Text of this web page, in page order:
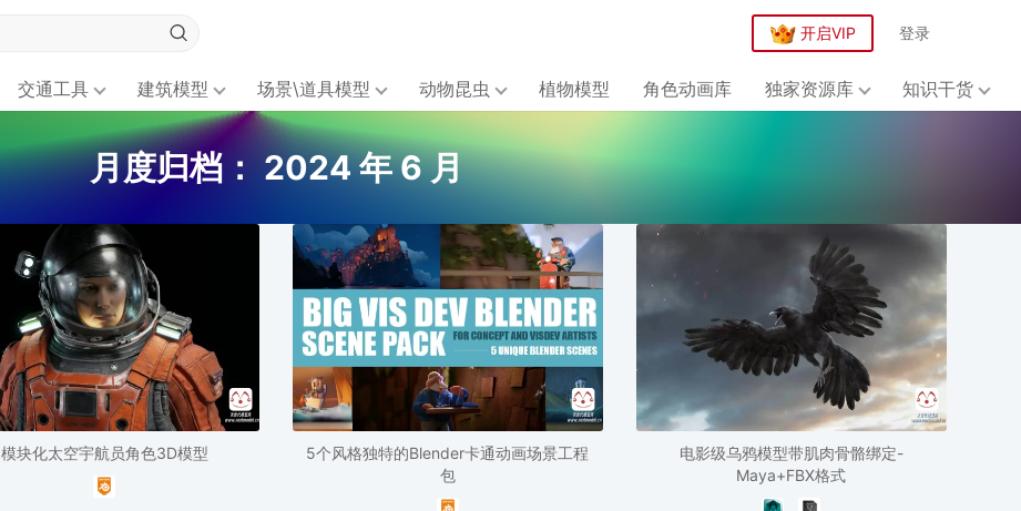
开启VIP 登录
交通工具 建筑模型 场景\道具模型 动物昆虫 植物模型 角色动画库 独家资源库 知识干货
月度归档： 2024 年 6 月
模块化太空宇航员角色3D模型
5个风格独特的Blender卡通动画场景工程
包
电影级乌鸦模型带肌肉骨骼绑定-
Maya+FBX格式